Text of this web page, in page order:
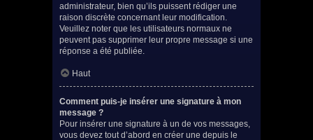
administrateur, bien qu’ils puissent rédiger une
raison discrète concernant leur modification.
Veuillez noter que les utilisateurs normaux ne
peuvent pas supprimer leur propre message si une
réponse a été publiée.
Haut
Comment puis-je insérer une signature à mon
message ?
Pour insérer une signature à un de vos messages,
vous devez tout d’abord en créer une depuis le